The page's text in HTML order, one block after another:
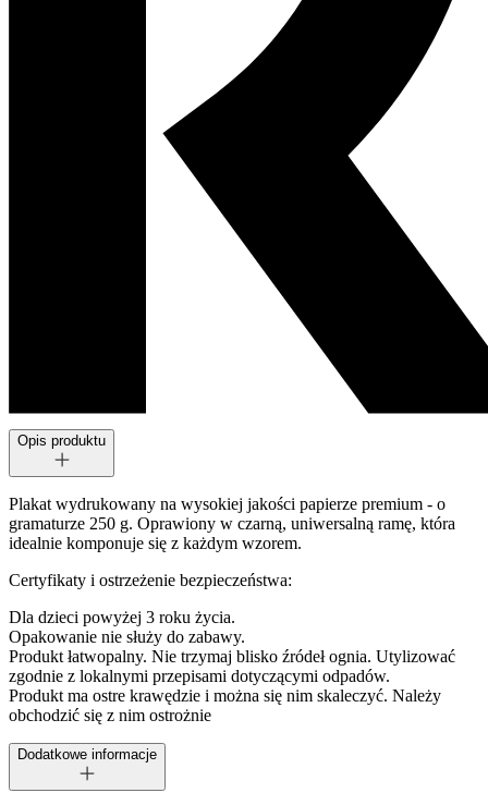
Opis produktu
Plakat wydrukowany na wysokiej jakości papierze premium - o
gramaturze 250 g. Oprawiony w czarną, uniwersalną ramę, która
idealnie komponuje się z każdym wzorem.
Certyfikaty i ostrzeżenie bezpieczeństwa:
Dla dzieci powyżej 3 roku życia.
Opakowanie nie służy do zabawy.
Produkt łatwopalny. Nie trzymaj blisko źródeł ognia. Utylizować
zgodnie z lokalnymi przepisami dotyczącymi odpadów.
Produkt ma ostre krawędzie i można się nim skaleczyć. Należy
obchodzić się z nim ostrożnie
Dodatkowe informacje